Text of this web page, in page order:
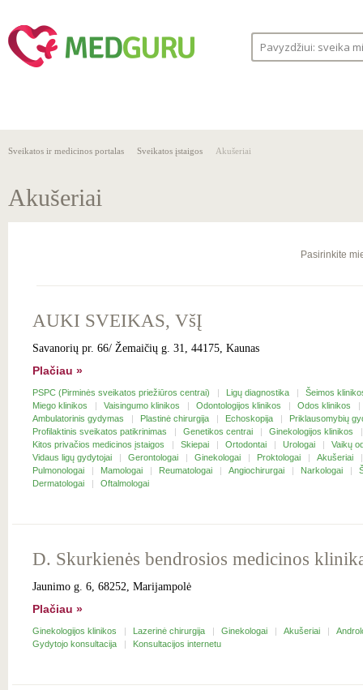
Sveikatos ir medicinos portalas Sveikatos įstaigos Akušeriai
Akušeriai
Pasirinkite
AUKI SVEIKAS, VšĮ
Savanorių pr. 66/ Žemaičių g. 31, 44175, Kaunas
Plačiau »
PSPC (Pirminės sveikatos priežiūros centrai) Ligų diagnostika
Šeimos
Miego klinikos
Vaisingumo klinikos Odontologijos klinikos
Odos klinikos
Ambulatorinis gydymas
Plastinė chirurgija Echoskopija
Priklausomybių
Profilaktinis sveikatos patikrinimas
Genetikos centrai
Ginekologijos klinikos
Kitos privačios medicinos įstaigos
Skiepai Ortodontai Urologai
Vaikų
Vidaus ligų gydytojai
Gerontologai Ginekologai Proktologai
Akušeriai
Pulmonologai
Mamologai Reumatologai Angiochirurgai Narkologai
Dermatologai
Oftalmologai
D. Skurkienės bendrosios medicinos
Jaunimo g. 6, 68252, Marijampolė
Plačiau »
Ginekologijos klinikos Lazerinė chirurgija Ginekologai Akušeriai
Gydytojo konsultacija
Konsultacijos internetu